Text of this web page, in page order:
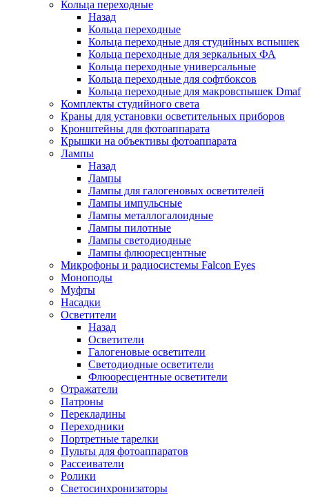
Кольца переходные
Назад
Кольца переходные
Кольца переходные для студийных вспышек
Кольца переходные для зеркальных ФА
Кольца переходные универсальные
Кольца переходные для софтбоксов
Кольца переходные для макровспышек Dmaf
Комплекты студийного света
Краны для установки осветительных приборов
Кронштейны для фотоаппарата
Крышки на объективы фотоаппарата
Лампы
Назад
Лампы
Лампы для галогеновых осветителей
Лампы импульсные
Лампы металлогалоидные
Лампы пилотные
Лампы светодиодные
Лампы флюоресцентные
Микрофоны и радиосистемы Falcon Eyes
Моноподы
Муфты
Насадки
Осветители
Назад
Осветители
Галогеновые осветители
Светодиодные осветители
Флюоресцентные осветители
Отражатели
Патроны
Перекладины
Переходники
Портретные тарелки
Пульты для фотоаппаратов
Рассеиватели
Ролики
Светосинхронизаторы